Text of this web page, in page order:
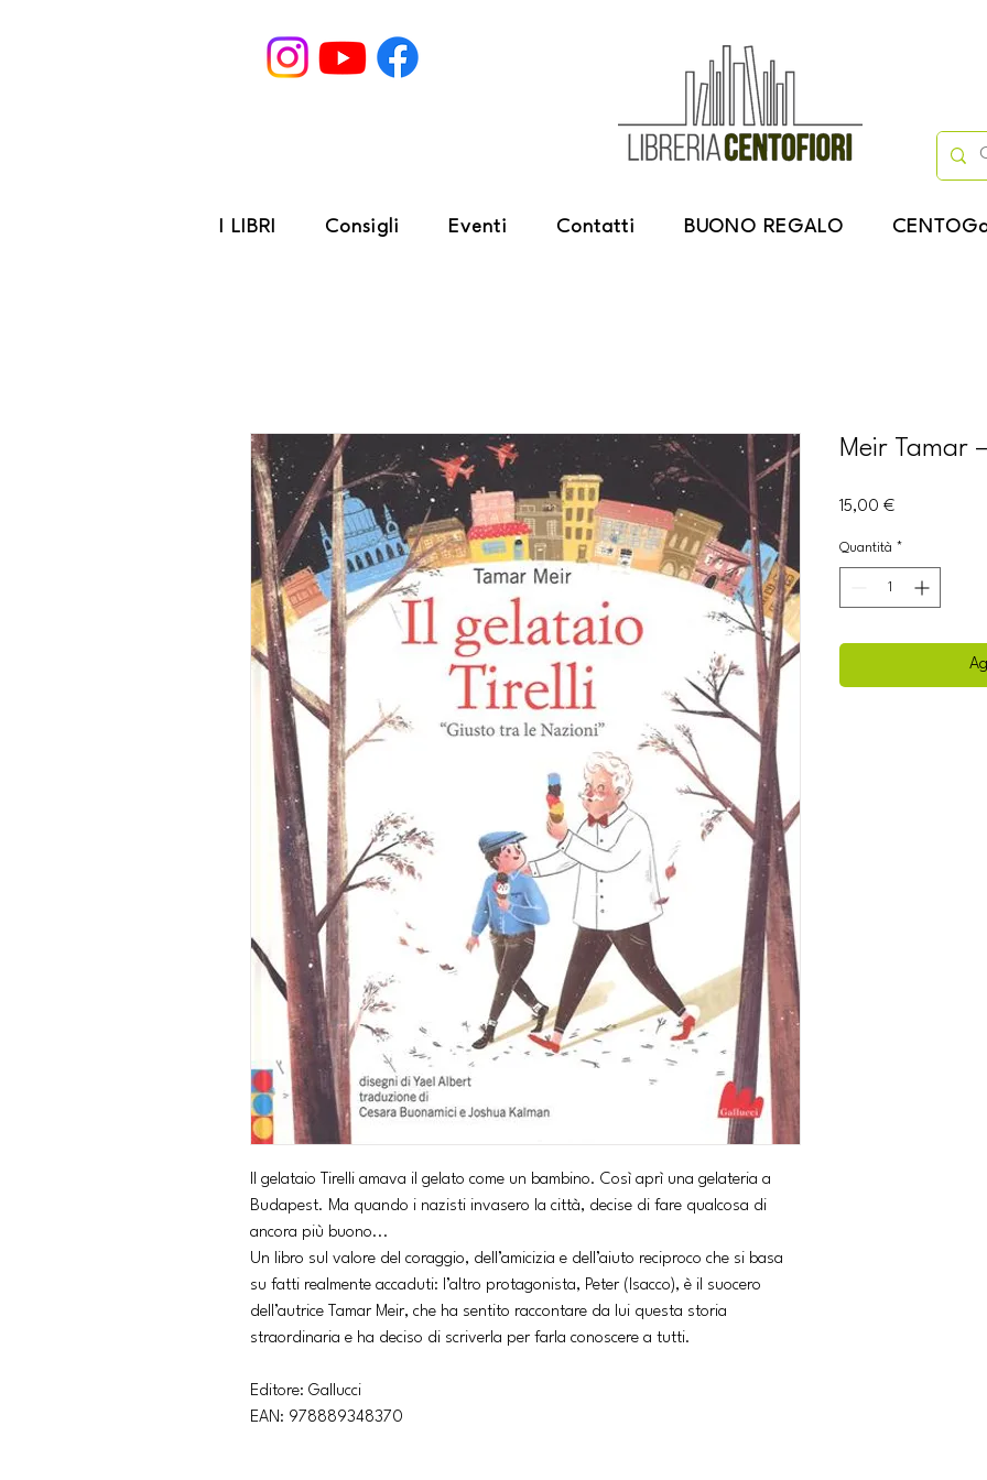
I LIBRI Consigli Eventi Contatti BUONO REGALO
Il gelataio Tirelli amava il gelato come un bambino. Così aprì una gelateria a
Budapest. Ma quando i nazisti invasero la città, decise di fare qualcosa di
ancora più buono...
Un libro sul valore del coraggio, dell’amicizia e dell’aiuto reciproco che si basa
su fatti realmente accaduti: l’altro protagonista, Peter (Isacco), è il suocero
dell’autrice Tamar Meir, che ha sentito raccontare da lui questa storia
straordinaria e ha deciso di scriverla per farla conoscere a tutti.
Editore: Gallucci
EAN: 978889348370
Meir Tamar
15,00 €Prezzo
Quantità *